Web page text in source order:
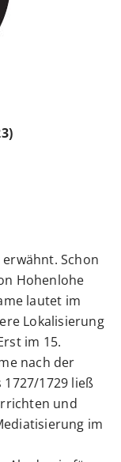
Schon
Hohenlohe
lautet im
Lokalisierung
im 15.
nach der
1729 ließ
und
im